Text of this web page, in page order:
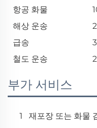
항공 화물
해상 운송
급송
철도 운송
부가 서비스
1 재포장 또는 화물